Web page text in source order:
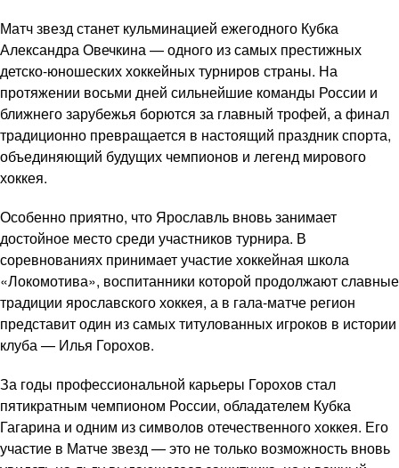
Матч звезд станет кульминацией ежегодного Кубка
Александра Овечкина — одного из самых престижных
детско-юношеских хоккейных турниров страны. На
протяжении восьми дней сильнейшие команды России и
ближнего зарубежья борются за главный трофей, а финал
традиционно превращается в настоящий праздник спорта,
объединяющий будущих чемпионов и легенд мирового
хоккея.
Особенно приятно, что Ярославль вновь занимает
достойное место среди участников турнира. В
соревнованиях принимает участие хоккейная школа
«Локомотива», воспитанники которой продолжают славные
традиции ярославского хоккея, а в гала-матче регион
представит один из самых титулованных игроков в истории
клуба — Илья Горохов.
За годы профессиональной карьеры Горохов стал
пятикратным чемпионом России, обладателем Кубка
Гагарина и одним из символов отечественного хоккея. Его
участие в Матче звезд — это не только возможность вновь